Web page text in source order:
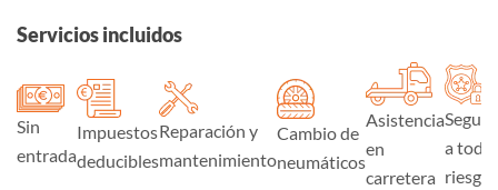
Servicios incluidos
Sin
entrada
Impuestos
deducibles
Reparación y
mantenimiento
Cambio de
neumáticos
Asistencia
en
carretera
Seguro
a todo
riesgo